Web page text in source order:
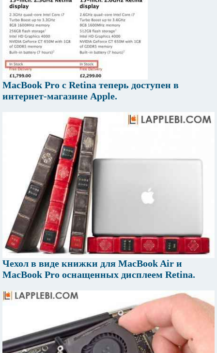
MacBook Pro с Retina теперь доступен в
интернет-магазине Apple.
Чехол в виде книжки для MacBook Air и
MacBook Pro оснащенных дисплеем Retina.